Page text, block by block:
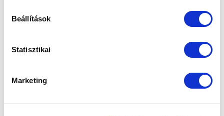
Beállítások
Statisztikai
Marketing